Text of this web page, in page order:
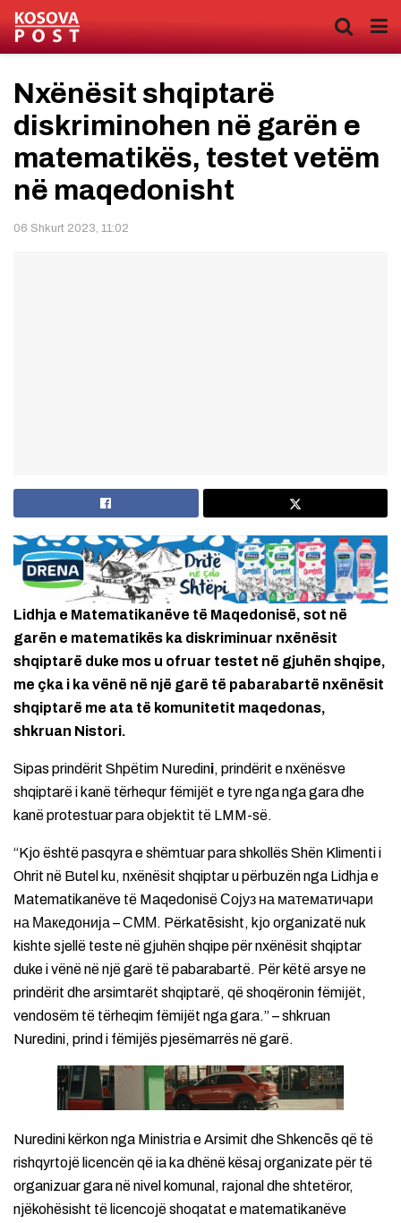
Nxënësit shqiptarë
diskriminohen në garën e
matematikës, testet vetëm
në maqedonisht
06 Shkurt 2023, 11:02
Lidhja e Matematikanëve të Maqedonisë, sot në
garën e matematikës ka diskriminuar nxënësit
shqiptarë duke mos u ofruar testet në gjuhën shqipe,
me çka i ka vënë në një garë të pabarabartë nxënësit
shqiptarë me ata të komunitetit maqedonas,
shkruan Nistori.
Sipas prindërit Shpëtim Nuredini, prindërit e nxënësve
shqiptarë i kanë tërhequr fëmijët e tyre nga nga gara dhe
kanë protestuar para objektit të LMM-së.
“Kjo është pasqyra e shëmtuar para shkollës Shën Klimenti i
Ohrit në Butel ku, nxënësit shqiptar u përbuzën nga Lidhja e
Matematikanëve të Maqedonisë Сојуз на математичари
на Македонија – СММ. Përkatēsisht, kjo organizatë nuk
kishte sjellë teste në gjuhën shqipe për nxënësit shqiptar
duke i vënë në një garë të pabarabartë. Për këtë arsye ne
prindërit dhe arsimtarët shqiptarë, që shoqëronin fëmijët,
vendosëm të tërheqim fëmijët nga gara.” – shkruan
Nuredini, prind i fëmijës pjesëmarrës në garë.
Nuredini kërkon nga Ministria e Arsimit dhe Shkencēs që të
rishqyrtojë licencën që ia ka dhënë kësaj organizate për të
organizuar gara në nivel komunal, rajonal dhe shtetëror,
njëkohësisht të licencojë shoqatat e matematikanëve